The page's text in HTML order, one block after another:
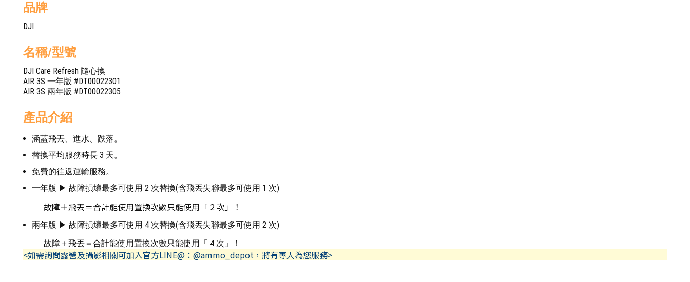
品牌
DJI
名稱/型號
DJI Care Refresh 隨心換
AIR 3S 一年版 #DT00022301
AIR 3S 兩年版 #DT00022305
產品介紹
涵蓋飛丟、進水、跌落。
替換平均服務時長 3 天。
免費的往返運輸服務。
一年版 ▶ 故障損壞最多可使用 2 次替換(含飛丟失聯最多可使用 1 次)
故障＋飛丟＝合計能使用置換次數只能使用「 2 次」！
兩年版 ▶ 故障損壞最多可使用 4 次替換(含飛丟失聯最多可使用 2 次)
故障＋飛丟＝合計能使用置換次數只能使用「 4 次」！
<如需詢問露營及攝影相關可加入官方LINE@：@ammo_depot，將有專人為您服務>